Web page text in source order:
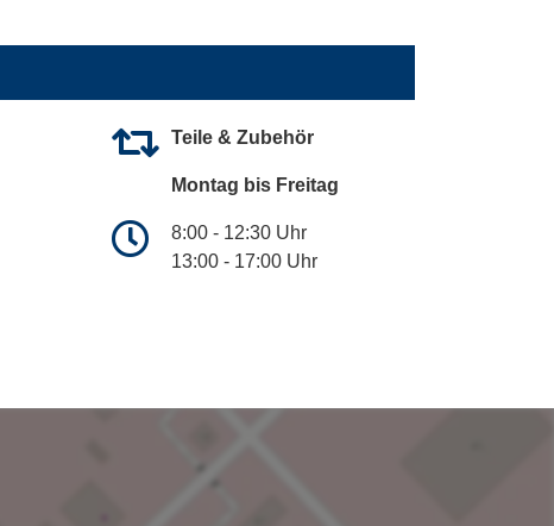
Teile & Zubehör
Montag bis Freitag
8:00 - 12:30 Uhr
13:00 - 17:00 Uhr